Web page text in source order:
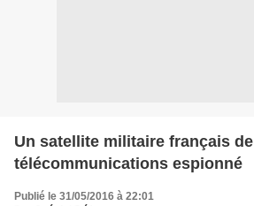
Un satellite militaire français de
télécommunications espionné
Publié le 31/05/2016 à 22:01